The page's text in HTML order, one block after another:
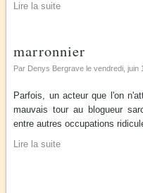
Lire la suite
marronnier
Par Denys Bergrave levendredi, juin
Parfois, un acteur que l'on
mauvais tour au blogueur
entre autres occupations
Lire la suite